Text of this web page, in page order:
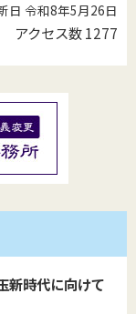
日 令和8年5月26日
アクセス数1277
新時代に向けて